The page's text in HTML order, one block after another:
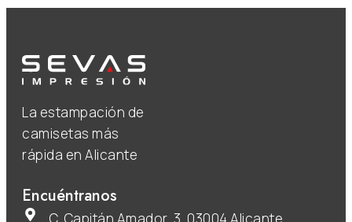
La estampación de
camisetas más
rápida en Alicante
Encuéntranos